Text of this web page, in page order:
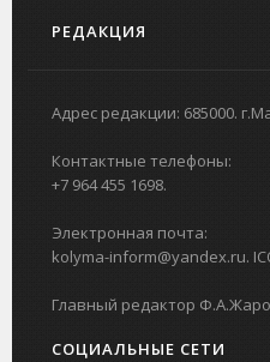
РЕДАКЦИЯ
Адрес редакции: 685000.
Контактные телефоны:
+7 964 455 1698.
Электронная почта:
kolyma-inform@yandex.ru.
Главный редактор
СОЦИАЛЬНЫЕ СЕТИ